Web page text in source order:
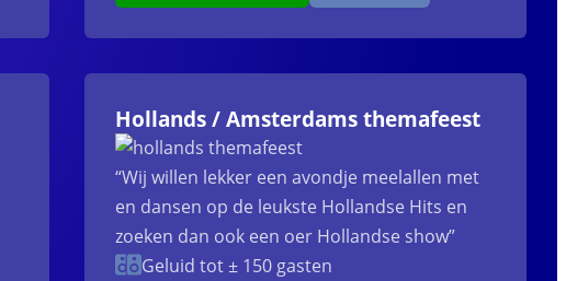
Hollands / Amsterdams themafeest
“Wij willen lekker een avondje meelallen met
en dansen op de leukste Hollandse Hits en
zoeken dan ook een oer Hollandse show”
Geluid tot ± 150 gasten